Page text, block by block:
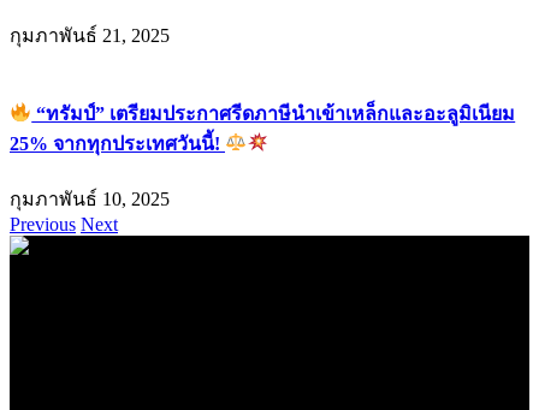
กุมภาพันธ์ 21, 2025
“ทรัมป์” เตรียมประกาศรีดภาษีนำเข้าเหล็กและอะลูมิเนียม
25% จากทุกประเทศวันนี้!
กุมภาพันธ์ 10, 2025
Previous Next